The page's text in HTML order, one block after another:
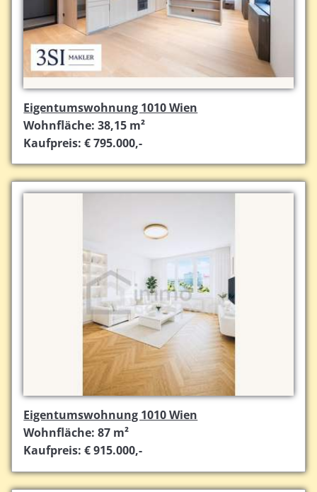
Eigentumswohnung 1010 Wien
Wohnfläche: 38,15 m²
Kaufpreis: € 795.000,-
Eigentumswohnung 1010 Wien
Wohnfläche: 87 m²
Kaufpreis: € 915.000,-